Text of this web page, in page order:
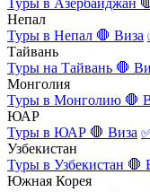
Туры в Азербайджан
Непал
Туры в Непал 🛑 Виза
Тайвань
Туры на Тайвань 🛑
Монголия
Туры в Монголию 🛑
ЮАР
Туры в ЮАР 🛑 Виза
Узбекистан
Туры в Узбекистан 🛑
Южная Корея